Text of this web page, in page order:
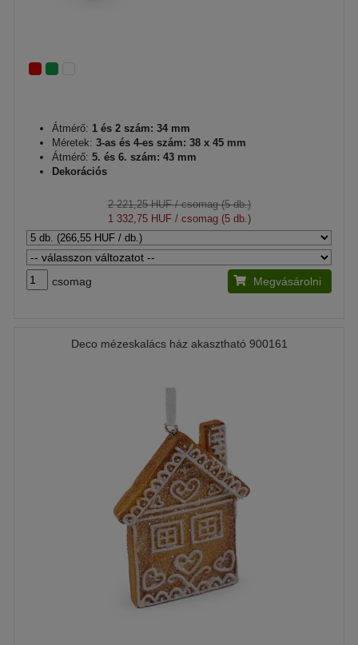
Átmérő: 1 és 2 szám: 34 mm
Méretek: 3-as és 4-es szám: 38 x 45 mm
Átmérő: 5. és 6. szám: 43 mm
Dekorációs
2 221,25 HUF/ csomag (5 db.)
1 332,75 HUF/ csomag (5 db.)
csomag Megvásárolni
Deco mézeskalács ház akasztható 900161